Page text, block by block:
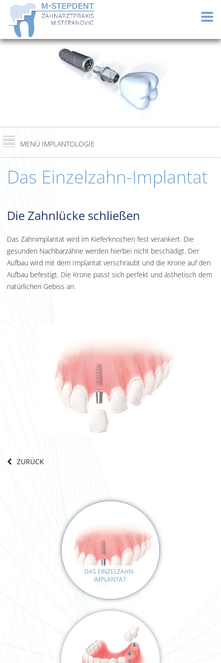
Das Einzelzahn-Implantat
Die Zahnlücke schließen
Das Zahnimplantat wird im Kieferknochen fest verankert. Die
gesunden Nachbarzähne werden hierbei nicht beschädigt. Der
Aufbau wird mit dem Implantat verschraubt und die Krone auf den
Aufbau befestigt. Die Krone passt sich perfekt und ästhetisch dem
natürlichen Gebiss an.
ZURÜCK
DAS EINZELZAHN-
IMPLANTAT